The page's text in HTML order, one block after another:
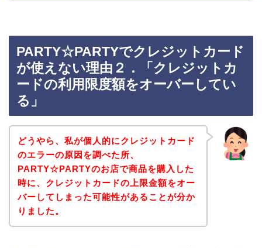
PARTY☆PARTYでクレジットカード
が使えない理由２．「クレジットカ
ードの利用限度額をオーバーしてい
る」
どうやら、私が個人的にクレジットカード
のエラーの原因を調べた所、
PARTY☆PARTYのお店で商品を購入した
時に、クレジットカードの上限金額をオー
バーしてしまった可能性があることが分か
りました。